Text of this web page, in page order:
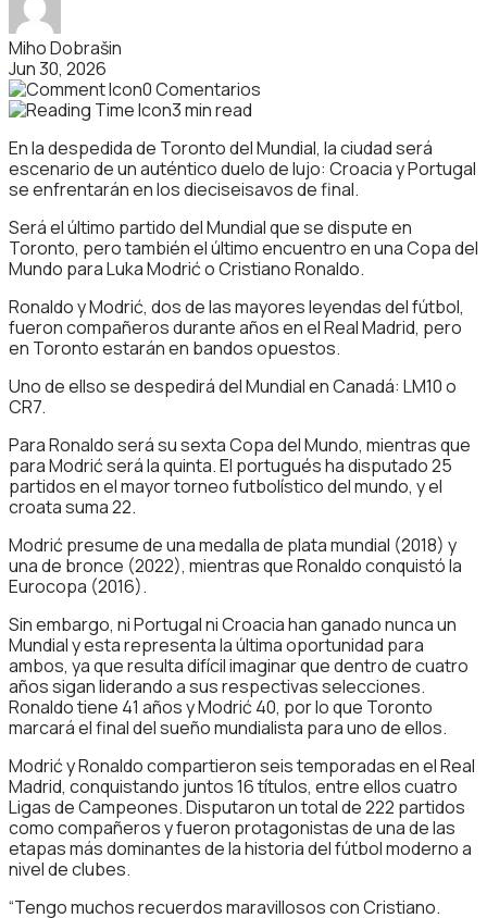
Miho Dobrašin
Jun 30, 2026
0 Comentarios
3 min read
En la despedida de Toronto del Mundial, la ciudad será
escenario de un auténtico duelo de lujo: Croacia y Portugal
se enfrentarán en los dieciseisavos de final.
Será el último partido del Mundial que se dispute en
Toronto, pero también el último encuentro en una Copa del
Mundo para Luka Modrić o Cristiano Ronaldo.
Ronaldo y Modrić, dos de las mayores leyendas del fútbol,
fueron compañeros durante años en el Real Madrid, pero
en Toronto estarán en bandos opuestos.
Uno de ellso se despedirá del Mundial en Canadá: LM10 o
CR7.
Para Ronaldo será su sexta Copa del Mundo, mientras que
para Modrić será la quinta. El portugués ha disputado 25
partidos en el mayor torneo futbolístico del mundo, y el
croata suma 22.
Modrić presume de una medalla de plata mundial (2018) y
una de bronce (2022), mientras que Ronaldo conquistó la
Eurocopa (2016).
Sin embargo, ni Portugal ni Croacia han ganado nunca un
Mundial y esta representa la última oportunidad para
ambos, ya que resulta difícil imaginar que dentro de cuatro
años sigan liderando a sus respectivas selecciones.
Ronaldo tiene 41 años y Modrić 40, por lo que Toronto
marcará el final del sueño mundialista para uno de ellos.
Modrić y Ronaldo compartieron seis temporadas en el Real
Madrid, conquistando juntos 16 títulos, entre ellos cuatro
Ligas de Campeones. Disputaron un total de 222 partidos
como compañeros y fueron protagonistas de una de las
etapas más dominantes de la historia del fútbol moderno a
nivel de clubes.
“Tengo muchos recuerdos maravillosos con Cristiano.